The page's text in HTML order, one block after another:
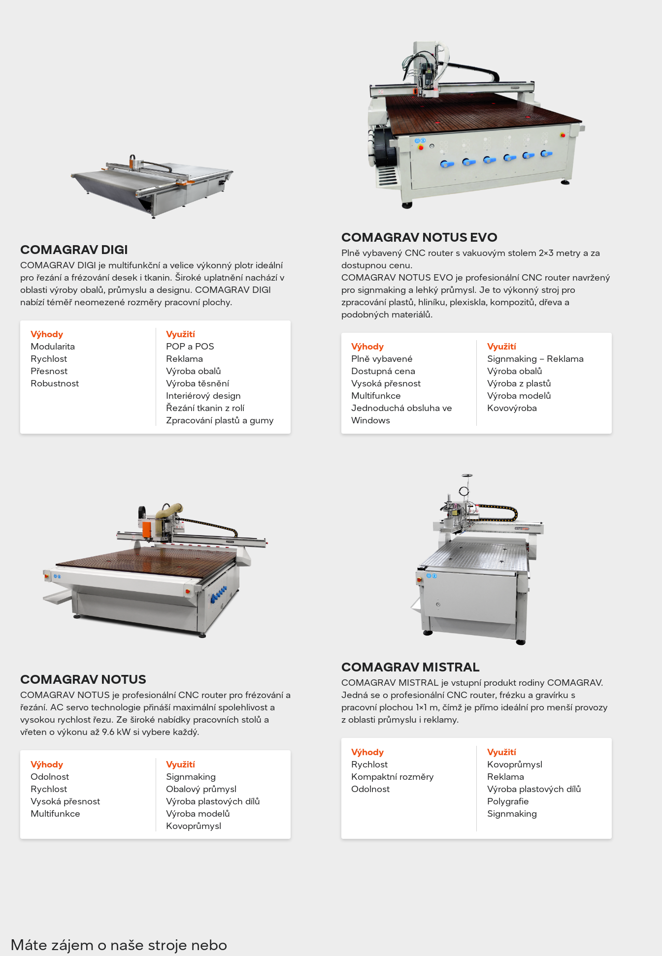
COMAGRAV DIGI
COMAGRAV DIGI je multifunkční a velice výkonný plotr ideální
pro řezání a frézování desek i tkanin. Široké uplatnění nachází v
oblasti výroby obalů, průmyslu a designu. COMAGRAV DIGI
nabízí téměř neomezené rozměry pracovní plochy.
Výhody
Modularita
Rychlost
Přesnost
Robustnost
Využití
POP a POS
Reklama
Výroba obalů
Výroba těsnění
Interiérový design
Řezání tkanin z rolí
Zpracování plastů a gumy
COMAGRAV NOTUS EVO
Plně vybavený CNC router s vakuovým stolem 2×3 metry a za
dostupnou cenu.
COMAGRAV NOTUS EVO je profesionální CNC router navržený
pro signmaking a lehký průmysl. Je to výkonný stroj pro
zpracování plastů, hliníku, plexiskla, kompozitů, dřeva a
podobných materiálů.
Výhody
Plně vybavené
Dostupná cena
Vysoká přesnost
Multifunkce
Jednoduchá obsluha ve
Windows
Využití
Signmaking – Reklama
Výroba obalů
Výroba z plastů
Výroba modelů
Kovovýroba
COMAGRAV NOTUS
COMAGRAV NOTUS je profesionální CNC router pro frézování a
řezání. AC servo technologie přináší maximální spolehlivost a
vysokou rychlost řezu. Ze široké nabídky pracovních stolů a
vřeten o výkonu až 9.6 kW si vybere každý.
Výhody
Odolnost
Rychlost
Vysoká přesnost
Multifunkce
Využití
Signmaking
Obalový průmysl
Výroba plastových dílů
Výroba modelů
Kovoprůmysl
COMAGRAV MISTRAL
COMAGRAV MISTRAL je vstupní produkt rodiny COMAGRAV.
Jedná se o profesionální CNC router, frézku a gravírku s
pracovní plochou 1×1 m, čímž je přímo ideální pro menší provozy
z oblasti průmyslu i reklamy.
Výhody
Rychlost
Kompaktní rozměry
Odolnost
Využití
Kovoprůmysl
Reklama
Výroba plastových dílů
Polygrafie
Signmaking
Máte zájem o naše stroje nebo